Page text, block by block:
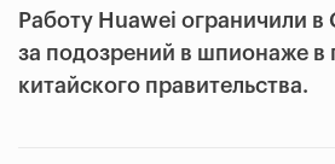
Работу Huawei ограничили
за подозрений в шпионаже в
китайского правительства.